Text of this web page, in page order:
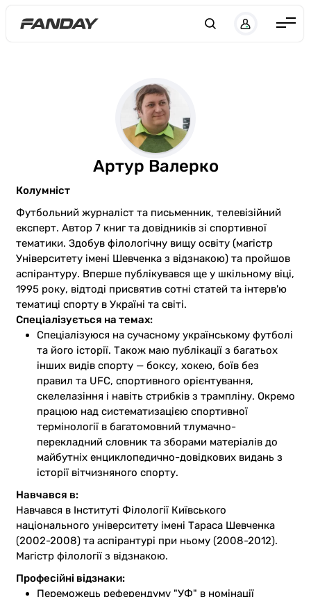
Італія
Франція
ЛЧ
ЧЕ-2028
Букмекери
Артур Валерко
Колумніст
Футбольний журналіст та письменник, телевізійний
експерт. Автор 7 книг та довідників зі спортивної
тематики. Здобув філологічну вищу освіту (магістр
Університету імені Шевченка з відзнакою) та пройшов
аспірантуру. Вперше публікувався ще у шкільному віці,
1995 року, відтоді присвятив сотні статей та інтерв'ю
тематиці спорту в Україні та світі.
Спеціалізується на темах:
Спеціалізуюся на сучасному українському футболі
та його історії. Також маю публікації з багатьох
інших видів спорту — боксу, хокею, боїв без
правил та UFC, спортивного орієнтування,
скелелазіння і навіть стрибків з трампліну. Окремо
працюю над систематизацією спортивної
термінології в багатомовний тлумачно-
перекладний словник та зборами матеріалів до
майбутніх енциклопедично-довідкових видань з
історії вітчизняного спорту.
Навчався в:
Навчався в Інституті Філології Київського
національного університету імені Тараса Шевченка
(2002-2008) та аспірантурі при ньому (2008-2012).
Магістр філології з відзнакою.
Професійні відзнаки:
Переможець референдуму "УФ" в номінації